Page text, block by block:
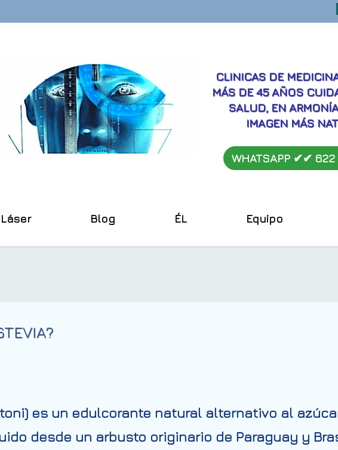
CLINICAS DE
MÁS DE 45 AÑOS
SALUD, EN
IMAGEN MÁS
WHATSAPP ✔︎✔︎ 622
Láser Blog ÉL Equipo
es un edulcorante natural alternativo al
desde un arbusto originario de Paraguay y